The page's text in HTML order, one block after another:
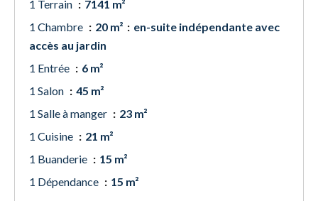
1 Terrain
7141 m²
1 Chambre
20 m²
en-suite indépendante avec
accès au jardin
1 Entrée
6 m²
1 Salon
45 m²
1 Salle à manger
23 m²
1 Cuisine
21 m²
1 Buanderie
15 m²
1 Dépendance
15 m²